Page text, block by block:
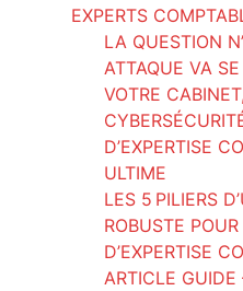
EXPERTS
LA QUESTION
ATTAQUE VA
VOTRE
D’EXPERTISE
ULTIME
LES 5 PILIERS
ROBUSTE
D’EXPERTISE
ARTICLE GUIDE